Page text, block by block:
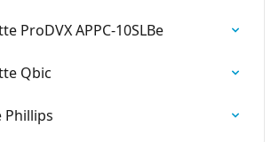
ProDVX APPC-10SLBe
Qbic